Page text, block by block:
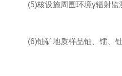
(5)核设施周围环境γ辐射监
(6)铀矿地质样品铀、镭、钍